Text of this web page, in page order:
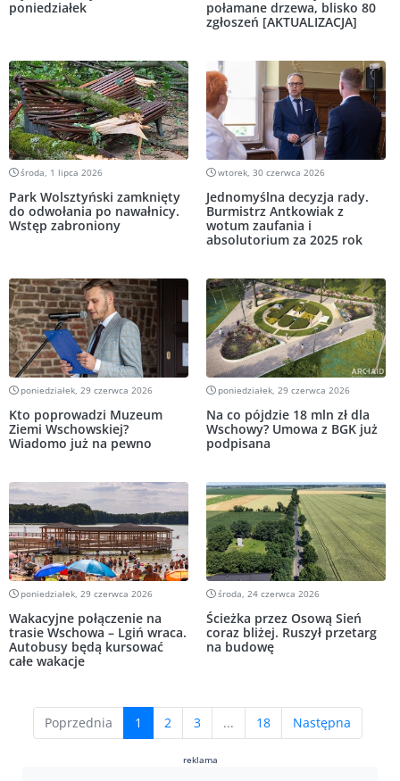
poniedziałek
połamane drzewa, blisko 80
zgłoszeń [AKTUALIZACJA]
środa, 1 lipca 2026
Park Wolsztyński zamknięty
do odwołania po nawałnicy.
Wstęp zabroniony
wtorek, 30 czerwca 2026
Jednomyślna decyzja rady.
Burmistrz Antkowiak z
wotum zaufania i
absolutorium za 2025 rok
poniedziałek, 29 czerwca 2026
Kto poprowadzi Muzeum
Ziemi Wschowskiej?
Wiadomo już na pewno
poniedziałek, 29 czerwca 2026
Na co pójdzie 18 mln zł dla
Wschowy? Umowa z BGK już
podpisana
poniedziałek, 29 czerwca 2026
Wakacyjne połączenie na
trasie Wschowa – Lgiń wraca.
Autobusy będą kursować
całe wakacje
środa, 24 czerwca 2026
Ścieżka przez Osową Sień
coraz bliżej. Ruszył przetarg
na budowę
Poprzednia 1 (current)
2 3 ... 18 Następna
reklama